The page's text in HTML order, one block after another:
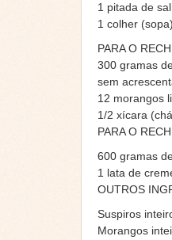
1 pitada de sal
1 colher
PARA O
300 gramas
sem
12 morangos
1/2 xícara
PARA O
600 gramas
1 lata de
OUTROS
Suspiros
Morangos